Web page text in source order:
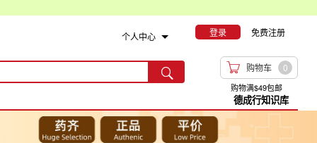
个人中心 登录 免费注册
  购物车 0
购物满$49包邮
德成行知识库